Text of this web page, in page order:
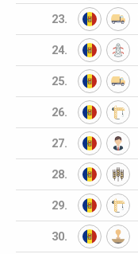
23.
24.
25.
26.
27.
28.
29.
30.